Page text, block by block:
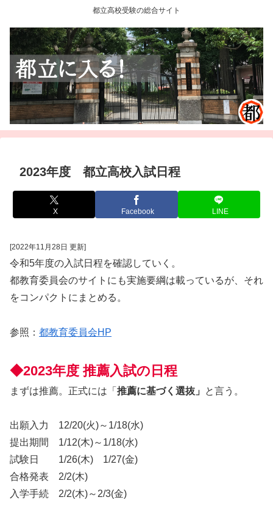
都立高校受験の総合サイト
2023年度 都立高校入試日程
X Facebook LINE
[2022年11月28日 更新]
令和5年度の入試日程を確認していく。
都教育委員会のサイトにも実施要綱は載っているが、それ
をコンパクトにまとめる。
参照： 都教育委員会HP
◆2023年度 推薦入試の日程
まずは推薦。正式には「 推薦に基づく選抜」 と言う。
出願入力 12/20(火)～1/18(水)
提出期間 1/12(木)～1/18(水)
試験日 1/26(木) 1/27(金)
合格発表 2/2(木)
入学手続 2/2(木)～2/3(金)